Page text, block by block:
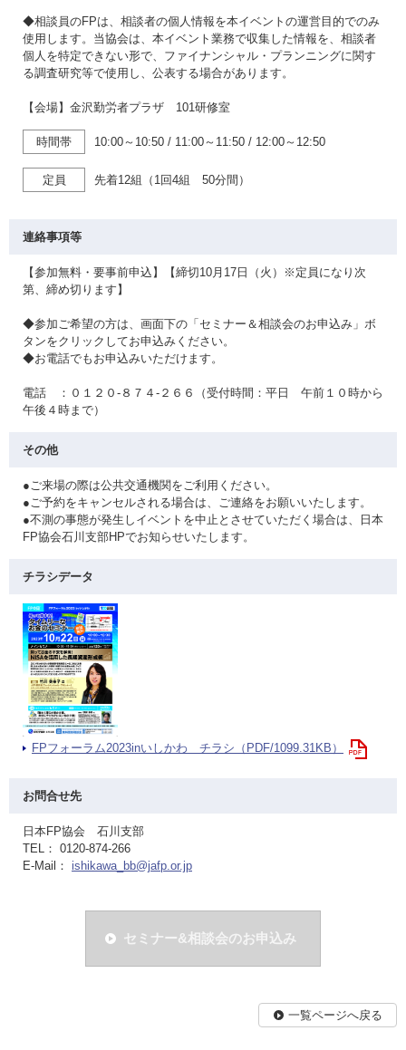
◆相談員のFPは、相談者の個人情報を本イベントの運営目的でのみ
使用します。当協会は、本イベント業務で収集した情報を、相談者
個人を特定できない形で、ファイナンシャル・プランニングに関す
る調査研究等で使用し、公表する場合があります。
【会場】金沢勤労者プラザ 101研修室
時間帯 10:00～10:50 / 11:00～11:50 / 12:00～12:50
定員 先着12組（1回4組 50分間）
連絡事項等
【参加無料・要事前申込】【締切10月17日（火）※定員になり次
第、締め切ります】
◆参加ご希望の方は、画面下の「セミナー＆相談会のお申込み」ボ
タンをクリックしてお申込みください。
◆お電話でもお申込みいただけます。
電話 ：０１２０-８７４-２６６（受付時間：平日 午前１０時から
午後４時まで）
その他
●ご来場の際は公共交通機関をご利用ください。
●ご予約をキャンセルされる場合は、ご連絡をお願いいたします。
●不測の事態が発生しイベントを中止とさせていただく場合は、日本
FP協会石川支部HPでお知らせいたします。
チラシデータ
FPフォーラム2023inいしかわ チラシ（PDF/1099.31KB）
お問合せ先
日本FP協会 石川支部
TEL： 0120-874-266
E-Mail： ishikawa_bb@jafp.or.jp
セミナー&相談会のお申込み
一覧ページへ戻る